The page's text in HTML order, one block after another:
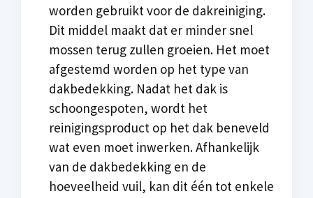
worden gebruikt voor de dakreiniging.
Dit middel maakt dat er minder snel
mossen terug zullen groeien. Het moet
afgestemd worden op het type van
dakbedekking. Nadat het dak is
schoongespoten, wordt het
reinigingsproduct op het dak beneveld
wat even moet inwerken. Afhankelijk
van de dakbedekking en de
hoeveelheid vuil, kan dit één tot enkele